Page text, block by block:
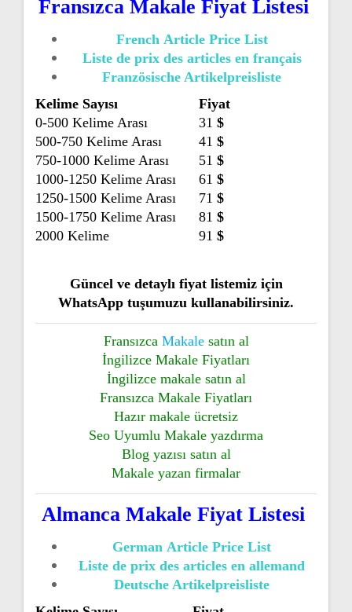
Fransızca Makale Fiyat Listesi
French Article Price List
Liste de prix des articles en français
Französische Artikelpreisliste
Kelime Sayısı
Fiyat
0-500 Kelime Arası
31 $
500-750 Kelime Arası
41 $
750-1000 Kelime Arası
51 $
1000-1250 Kelime Arası
61 $
1250-1500 Kelime Arası
71 $
1500-1750 Kelime Arası
81 $
2000 Kelime
91 $
Güncel ve detaylı fiyat listemiz için
WhatsApp tuşumuzu kullanabilirsiniz.
Fransızca Makalesatın al
İngilizce Makale Fiyatları
İngilizce makale satın al
Fransızca Makale Fiyatları
Hazır makale ücretsiz
Seo Uyumlu Makale yazdırma
Blog yazısı satın al
Makale yazan firmalar
Almanca Makale Fiyat Listesi
German Article Price List
Liste de prix des articles en allemand
Deutsche Artikelpreisliste